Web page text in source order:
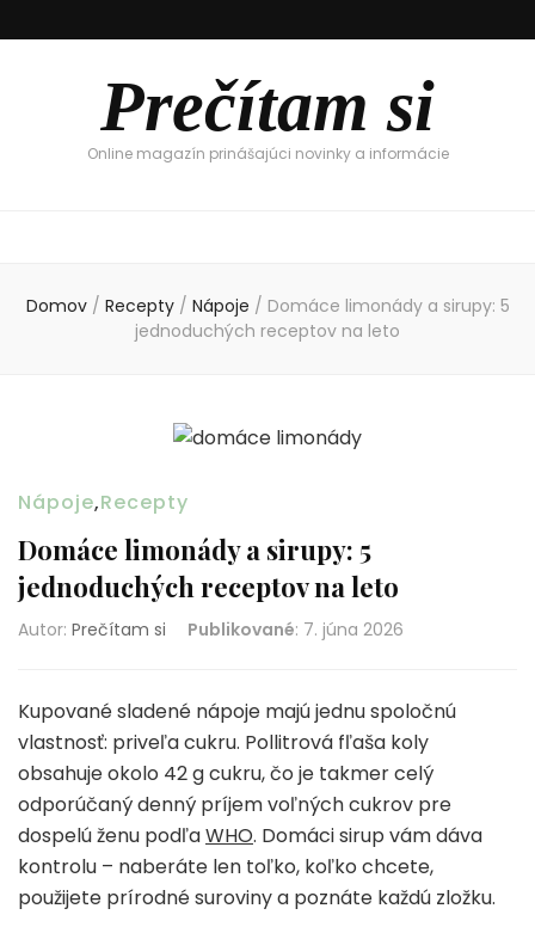
Prečítam si
Online magazín prinášajúci novinky a informácie
Domov / Recepty / Nápoje / Domáce limonády a sirupy: 5
jednoduchých receptov na leto
Nápoje,Recepty
Domáce limonády a sirupy: 5
jednoduchých receptov na leto
Autor: Prečítam si Publikované: 7. júna 2026
Kupované sladené nápoje majú jednu spoločnú
vlastnosť: priveľa cukru. Pollitrová fľaša koly
obsahuje okolo 42 g cukru, čo je takmer celý
odporúčaný denný príjem voľných cukrov pre
dospelú ženu podľaWHO. Domáci sirup vám dáva
kontrolu – naberáte len toľko, koľko chcete,
použijete prírodné suroviny a poznáte každú zložku.